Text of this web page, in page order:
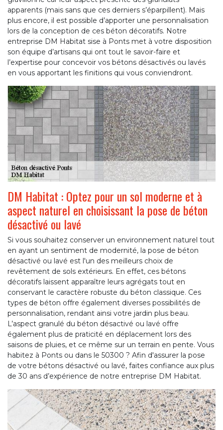
apparents (mais sans que ces derniers s’éparpillent). Mais
plus encore, il est possible d’apporter une personnalisation
lors de la conception de ces béton décoratifs. Notre
entreprise DM Habitat sise à Ponts met à votre disposition
son équipe d’artisans qui ont tout le savoir-faire et
l’expertise pour concevoir vos bétons désactivés ou lavés
en vous apportant les finitions qui vous conviendront.
DM Habitat : Optez pour un sol moderne et à
aspect naturel en choisissant la pose de béton
désactivé ou lavé
Si vous souhaitez conserver un environnement naturel tout
en ayant un sentiment de modernité, la pose de béton
désactivé ou lavé est l'un des meilleurs choix de
revêtement de sols extérieurs. En effet, ces bétons
décoratifs laissent apparaître leurs agrégats tout en
conservant le caractère robuste du béton classique. Ces
types de béton offre également diverses possibilités de
personnalisation, rendant ainsi votre jardin plus beau.
L’aspect granulé du béton désactivé ou lavé offre
également plus de praticité en déplacement lors des
saisons de pluies, et ce même sur un terrain en pente. Vous
habitez à Ponts ou dans le 50300 ? Afin d'assurer la pose
de votre bétons désactivé ou lavé, faites confiance aux plus
de 30 ans d’expérience de notre entreprise DM Habitat.